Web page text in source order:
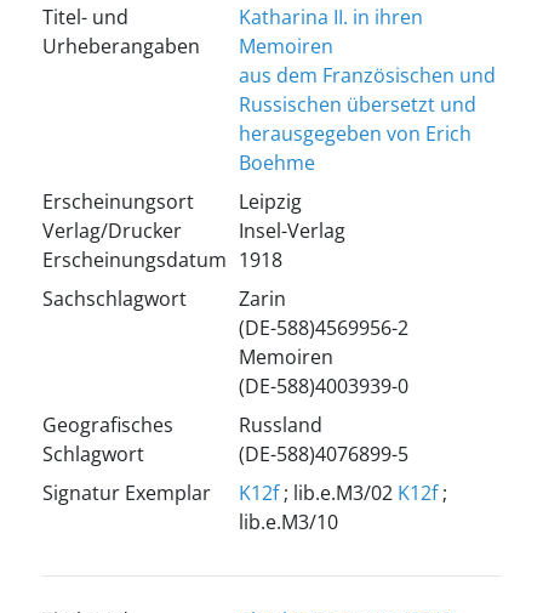
Titel- und
Urheberangaben
Katharina II. in ihren
Memoiren
aus dem Französischen und
Russischen übersetzt und
herausgegeben von Erich
Boehme
Erscheinungsort
Verlag/Drucker
Erscheinungsdatum
Leipzig
Insel-Verlag
1918
Sachschlagwort
Zarin
(DE-588)4569956-2
Memoiren
(DE-588)4003939-0
Geografisches
Schlagwort
Russland
(DE-588)4076899-5
Signatur Exemplar
K12f; lib.e.M3/02 K12f;
lib.e.M3/10